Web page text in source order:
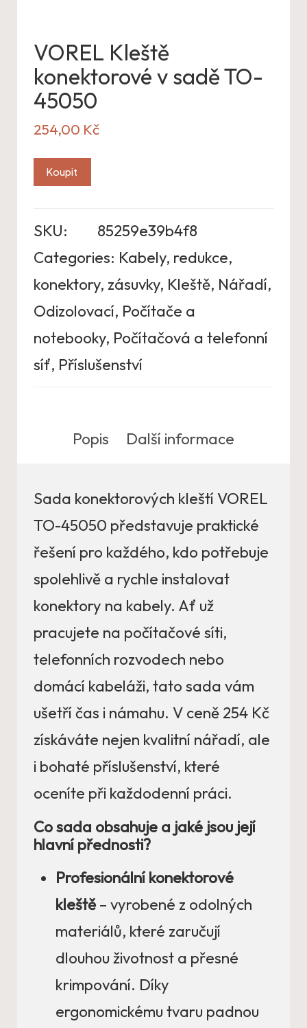
VOREL Kleště
konektorové v sadě TO-
45050
254,00 Kč
Koupit
SKU:
85259e39b4f8
Categories: Kabely, redukce,
konektory, zásuvky, Kleště, Nářadí,
Odizolovací, Počítače a
notebooky, Počítačová a telefonní
síť, Příslušenství
Popis Další informace
Sada konektorových kleští VOREL
TO-45050 představuje praktické
řešení pro každého, kdo potřebuje
spolehlivě a rychle instalovat
konektory na kabely. Ať už
pracujete na počítačové síti,
telefonních rozvodech nebo
domácí kabeláži, tato sada vám
ušetří čas i námahu. V ceně 254 Kč
získáváte nejen kvalitní nářadí, ale
i bohaté příslušenství, které
oceníte při každodenní práci.
Co sada obsahuje a jaké jsou její
hlavní přednosti?
Profesionální konektorové
kleště– vyrobené z odolných
materiálů, které zaručují
dlouhou životnost a přesné
krimpování. Díky
ergonomickému tvaru padnou